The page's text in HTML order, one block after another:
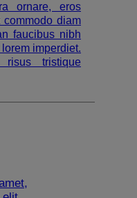
ornare, eros
diam
faucibus nibh
imperdiet.
tristique